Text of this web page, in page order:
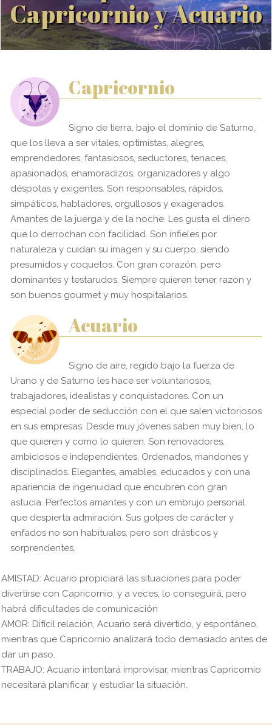
Capricornio y Acuario
Capricornio
Signo de tierra, bajo el dominio de Saturno,
que los lleva a ser vitales, optimistas, alegres,
emprendedores, fantasiosos, seductores, tenaces,
apasionados, enamoradizos, organizadores y algo
déspotas y exigentes. Son responsables, rápidos,
simpáticos, habladores, orgullosos y exagerados.
Amantes de la juerga y de la noche. Les gusta el dinero
que lo derrochan con facilidad. Son infieles por
naturaleza y cuidan su imagen y su cuerpo, siendo
presumidos y coquetos. Con gran corazón, pero
dominantes y testarudos. Siempre quieren tener razón y
son buenos gourmet y muy hospitalarios.
Acuario
Signo de aire, regido bajo la fuerza de
Urano y de Saturno les hace ser voluntariosos,
trabajadores, idealistas y conquistadores. Con un
especial poder de seducción con el que salen victoriosos
en sus empresas. Desde muy jóvenes saben muy bien, lo
que quieren y como lo quieren. Son renovadores,
ambiciosos e independientes. Ordenados, mandones y
disciplinados. Elegantes, amables, educados y con una
apariencia de ingenuidad que encubren con gran
astucia. Perfectos amantes y con un embrujo personal
que despierta admiración. Sus golpes de carácter y
enfados no son habituales, pero son drásticos y
sorprendentes.
AMISTAD: Acuario propiciará las situaciones para poder
divertirse con Capricornio, y a veces, lo conseguirá, pero
habrá dificultades de comunicación
AMOR: Difícil relación, Acuario será divertido, y espontáneo,
mientras que Capricornio analizará todo demasiado antes de
dar un paso.
TRABAJO: Acuario intentará improvisar, mientras Capricornio
necesitará planificar, y estudiar la situación.